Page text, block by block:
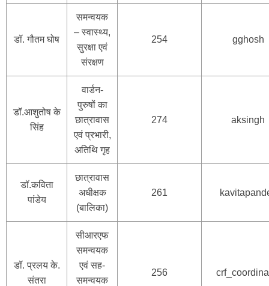
डॉ. गौतम घोष
समन्वयक
– स्वास्थ्य,
सुरक्षा एवं
संरक्षण
254 gghosh
डॉ.आशुतोष के
सिंह
वार्डन-
पुरुषों का
छात्रावास
एवं प्रभारी,
अतिथि गृह
274 aksingh
डॉ.कविता
पांडेय
छात्रावास
अधीक्षक
(बालिका)
261
डॉ. प्रलय के.
संतरा
सीआरएफ
समन्वयक
एवं सह-
समन्वयक
256